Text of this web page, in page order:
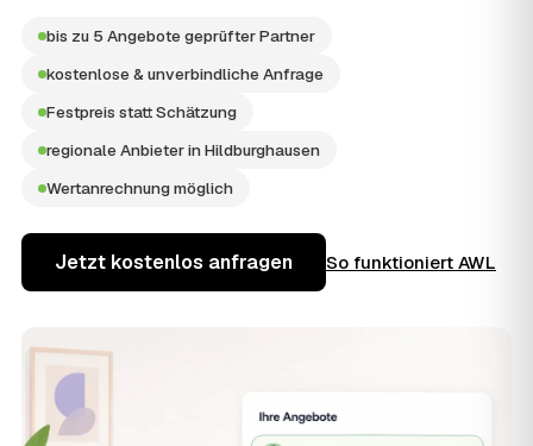
bis zu 5 Angebote geprüfter Partner
kostenlose & unverbindliche Anfrage
Festpreis statt Schätzung
regionale Anbieter in Hildburghausen
Wertanrechnung möglich
Jetzt kostenlos anfragen So funktioniert AWL